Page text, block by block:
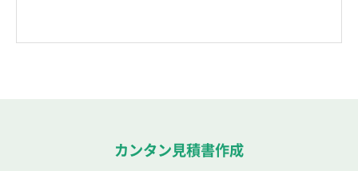
カンタン見積書作成